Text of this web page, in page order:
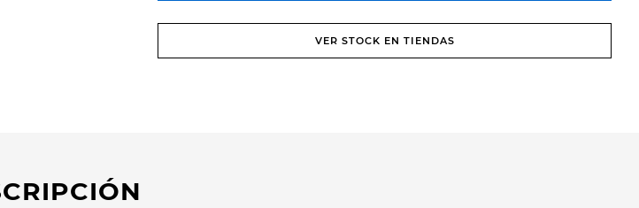
VER STOCK EN TIENDAS